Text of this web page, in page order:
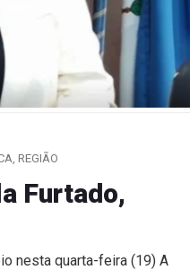
REGIÃO
Furtado,
nesta quarta-feira (19) A